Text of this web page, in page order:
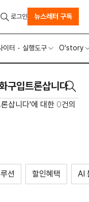
이터 실행도구 O'story
로그인 뉴스레터 구독
삽니다'에 대한 0건의
션 할인혜택 AI